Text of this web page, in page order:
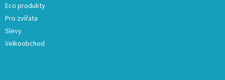
Eco produkty
Pro zvířata
Slevy
Velkoobchod